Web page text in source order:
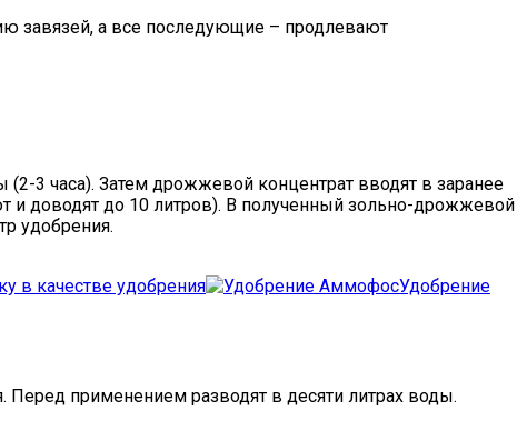
завязей, а все последующие – продлевают
3 часа). Затем дрожжевой концентрат вводят в заранее
и доводят до 10 литров). В полученный зольно-дрожжевой
удобрения.
в качестве удобрения
Удобрение
применением разводят в десяти литрах воды.